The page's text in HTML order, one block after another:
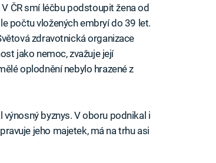
ČR smí léčbu podstoupit žena od
počtu vložených embryí do 39 let.
zdravotnická organizace
jako nemoc, zvažuje její
oplodnění nebylo hrazené z
byznys. V oboru podnikal i
jeho majetek, má na trhu asi